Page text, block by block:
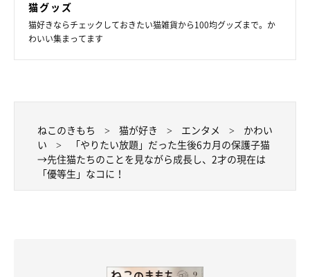
猫グッズ
猫好きならチェックしておきたい猫雑貨から100均グッズまで。か
わいい集まってます
ねこのきもち 猫が好き エンタメ
かわい
い
「やりたい放題」だった生後6カ月の保護子猫
→先住猫たちのことを見ながら成長し、2才の現在は
「優等生」なコに！